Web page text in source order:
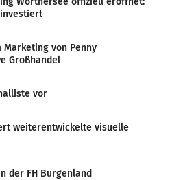
Marketing von Penny
Großhandel
vor
weiterentwickelte visuelle
der FH Burgenland